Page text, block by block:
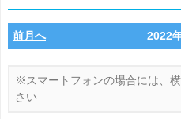
前月へ 2022